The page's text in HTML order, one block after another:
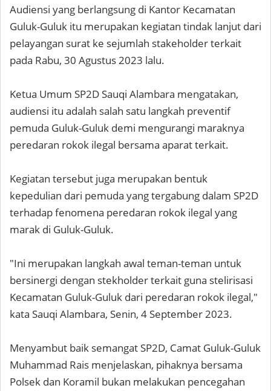
Audiensi yang berlangsung di Kantor Kecamatan
Guluk-Guluk itu merupakan kegiatan tindak lanjut dari
pelayangan surat ke sejumlah stakeholder terkait
pada Rabu, 30 Agustus 2023 lalu.
Ketua Umum SP2D Sauqi Alambara mengatakan,
audiensi itu adalah salah satu langkah preventif
pemuda Guluk-Guluk demi mengurangi maraknya
peredaran rokok ilegal bersama aparat terkait.
Kegiatan tersebut juga merupakan bentuk
kepedulian dari pemuda yang tergabung dalam SP2D
terhadap fenomena peredaran rokok ilegal yang
marak di Guluk-Guluk.
"Ini merupakan langkah awal teman-teman untuk
bersinergi dengan stekholder terkait guna stelirisasi
Kecamatan Guluk-Guluk dari peredaran rokok ilegal,"
kata Sauqi Alambara, Senin, 4 September 2023.
Menyambut baik semangat SP2D, Camat Guluk-Guluk
Muhammad Rais menjelaskan, pihaknya bersama
Polsek dan Koramil bukan melakukan pencegahan